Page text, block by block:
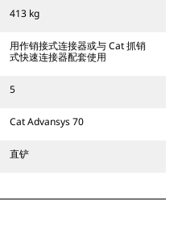
413 kg
用作销接式连接器或与 Cat 抓销
式快速连接器配套使用
5
Cat Advansys 70
直铲